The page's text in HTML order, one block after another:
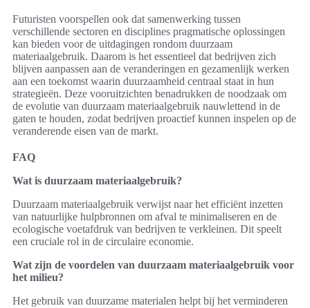
Futuristen voorspellen ook dat samenwerking tussen
verschillende sectoren en disciplines pragmatische oplossingen
kan bieden voor de uitdagingen rondom duurzaam
materiaalgebruik. Daarom is het essentieel dat bedrijven zich
blijven aanpassen aan de veranderingen en gezamenlijk werken
aan een toekomst waarin duurzaamheid centraal staat in hun
strategieën. Deze vooruitzichten benadrukken de noodzaak om
de evolutie van duurzaam materiaalgebruik nauwlettend in de
gaten te houden, zodat bedrijven proactief kunnen inspelen op de
veranderende eisen van de markt.
FAQ
Wat is duurzaam materiaalgebruik?
Duurzaam materiaalgebruik verwijst naar het efficiënt inzetten
van natuurlijke hulpbronnen om afval te minimaliseren en de
ecologische voetafdruk van bedrijven te verkleinen. Dit speelt
een cruciale rol in de circulaire economie.
Wat zijn de voordelen van duurzaam materiaalgebruik voor
het milieu?
Het gebruik van duurzame materialen helpt bij het verminderen